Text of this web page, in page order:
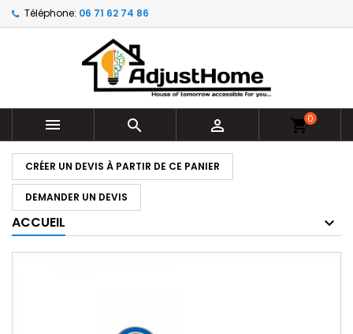
Téléphone: 06 71 62 74 86
   shopping_cart0
CRÉER UN DEVIS À PARTIR DE CE PANIER
DEMANDER UN DEVIS
ACCUEIL